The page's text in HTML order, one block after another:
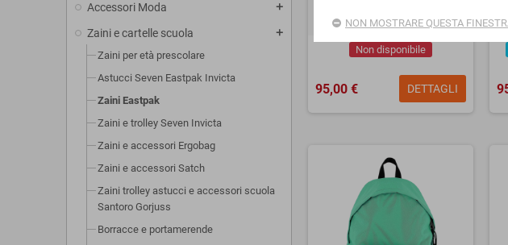
Accessori Moda add
Zaini e cartelle scuola add
Zaini per età prescolare
Astucci Seven Eastpak Invicta
Zaini Eastpak
Zaini e trolley Seven Invicta
Zaini e accessori Ergobag
Zaini e accessori Satch
Zaini trolley astucci e accessori scuola
Santoro Gorjuss
Borracce e portamerende
38 litri
Non disponibile
95,00 € DETTAGLI
NON MOSTRARE QUESTA